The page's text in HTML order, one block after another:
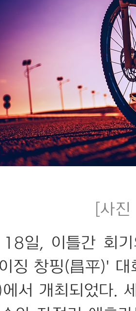
[사
일, 이틀간 회
징 창핑(昌平)'
서 개최되었다.